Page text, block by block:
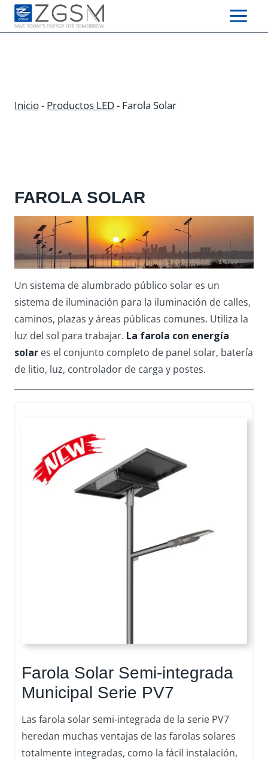
Skip
Inicio- Productos LED- Farola Solar
FAROLA SOLAR
Un sistema de alumbrado público solar es un
sistema de iluminación para la iluminación de calles,
caminos, plazas y áreas públicas comunes. Utiliza la
luz del sol para trabajar. La farola con energía
solar es el conjunto completo de panel solar, batería
de litio, luz, controlador de carga y postes.
Farola Solar Semi-integrada
Municipal Serie PV7
Las farola solar semi-integrada de la serie PV7
heredan muchas ventajas de las farolas solares
totalmente integradas, como la fácil instalación,